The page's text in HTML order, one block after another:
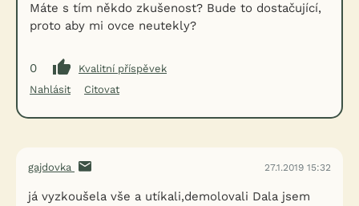
Máte s tím někdo zkušenost? Bude to dostačující,
proto aby mi ovce neutekly?
0
Kvalitní příspěvek
Nahlásit
Citovat
gajdovka 27.1.2019 15:32
já vyzkoušela vše a utíkali,demolovali Dala jsem